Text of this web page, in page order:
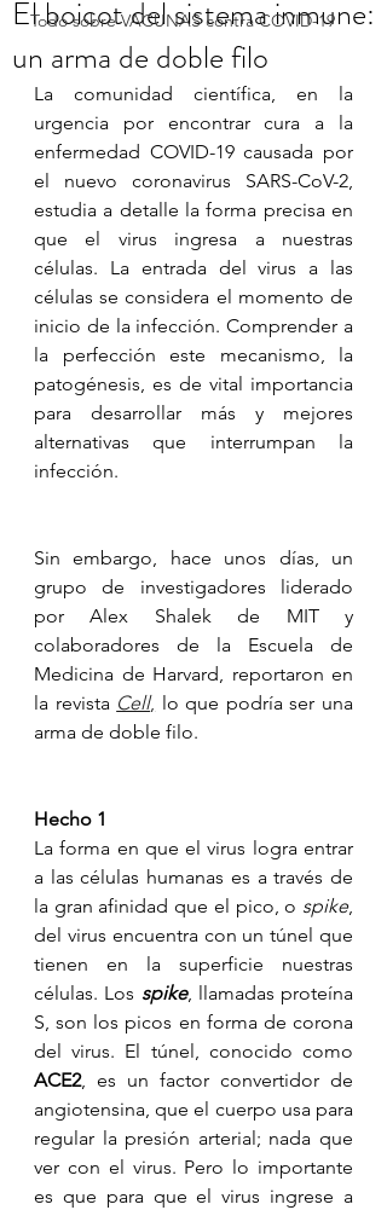
Todo sobre VACUNAS contra COVID-19
El boicot del sistema inmune:
un arma de doble filo
La comunidad científica, en la
urgencia por encontrar cura a la
enfermedad COVID-19 causada por
el nuevo coronavirus SARS-CoV-2,
estudia a detalle la forma precisa en
que el virus ingresa a nuestras
células. La entrada del virus a las
células se considera el momento de
inicio de la infección. Comprender a
la perfección este mecanismo, la
patogénesis, es de vital importancia
para desarrollar más y mejores
alternativas que interrumpan la
infección.
Sin embargo, hace unos días, un
grupo de investigadores liderado
por Alex Shalek de MIT y
colaboradores de la Escuela de
Medicina de Harvard, reportaron en
la revista Cell, lo que podría ser una
arma de doble filo.
Hecho 1
La forma en que el virus logra entrar
a las células humanas es a través de
la gran afinidad que el pico, o spike,
del virus encuentra con un túnel que
tienen en la superficie nuestras
células. Los spike, llamadas proteína
S, son los picos en forma de corona
ACE2, es un factor convertidor de
angiotensina, que el cuerpo usa para
regular la presión arterial; nada que
ver con el virus. Pero lo importante
es que para que el virus ingrese a